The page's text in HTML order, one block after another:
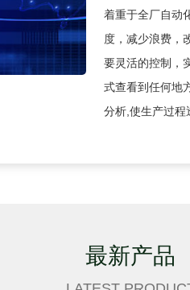
着重于全厂自动
度，减少浪费，
要灵活的控制，
式查看到任何地
分析,使生产过程
最新产品